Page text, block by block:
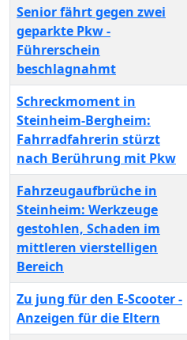
Senior fährt gegen zwei
geparkte Pkw -
Führerschein
beschlagnahmt
Schreckmoment in
Steinheim-Bergheim:
Fahrradfahrerin stürzt
nach Berührung mit Pkw
Fahrzeugaufbrüche in
Steinheim: Werkzeuge
gestohlen, Schaden im
mittleren vierstelligen
Bereich
Zu jung für den E-Scooter -
Anzeigen für die Eltern